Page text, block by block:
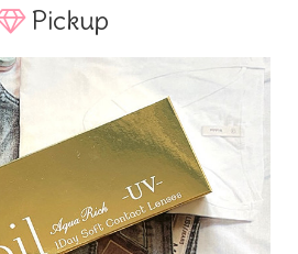
Pickup